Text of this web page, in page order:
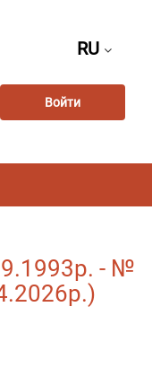
RU
Войти
- №